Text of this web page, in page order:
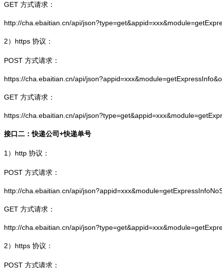
GET 方式请求：
http://cha.ebaitian.cn/api/
2） https 协议：
POST 方式请求：
https://cha.ebaitian.cn/api/
GET 方式请求：
https://cha.ebaitian.cn/api/
接口二：快递公司+快递单号
1） http 协议：
POST 方式请求：
http://cha.ebaitian.cn/api/
GET 方式请求：
http://cha.ebaitian.cn/api/
2） https 协议：
POST 方式请求：